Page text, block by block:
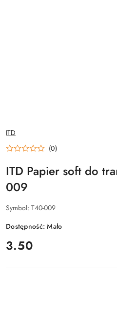
NAZWA
PRODUCENTA:
ITD
(0)
ITD Papier soft do
009
Symbol: T40-009
Dostępność:Mało
cena:
3.50